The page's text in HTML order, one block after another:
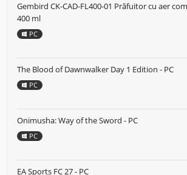
Gembird CK-CAD-FL400-01 Prăfuitor cu aer
400 ml
PC
The Blood of Dawnwalker Day 1 Edition - PC
PC
Onimusha: Way of the Sword - PC
PC
EA Sports FC 27 - PC